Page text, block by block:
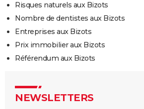
Risques naturels aux Bizots
Nombre de dentistes aux Bizots
Entreprises aux Bizots
Prix immobilier aux Bizots
Référendum aux Bizots
NEWSLETTERS